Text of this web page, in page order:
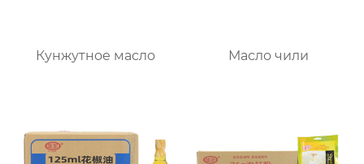
Кунжутное масло Масло чили